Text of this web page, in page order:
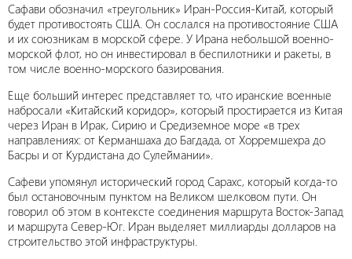
Сафави обозначил «треугольник» Иран-Россия-Китай, который
будет противостоять США. Он сослался на противостояние США
и их союзникам в морской сфере. У Ирана небольшой военно-
морской флот, но он инвестировал в беспилотники и ракеты, в
том числе военно-морского базирования.
Еще больший интерес представляет то, что иранские военные
набросали «Китайский коридор», который простирается из Китая
через Иран в Ирак, Сирию и Средиземное море «в трех
направлениях: от Керманшаха до Багдада, от Хорремшехра до
Басры и от Курдистана до Сулеймании».
Сафеви упомянул исторический город Сарахс, который когда-то
был остановочным пунктом на Великом шелковом пути. Он
говорил об этом в контексте соединения маршрута Восток-Запад
и маршрута Север-Юг. Иран выделяет миллиарды долларов на
строительство этой инфраструктуры.